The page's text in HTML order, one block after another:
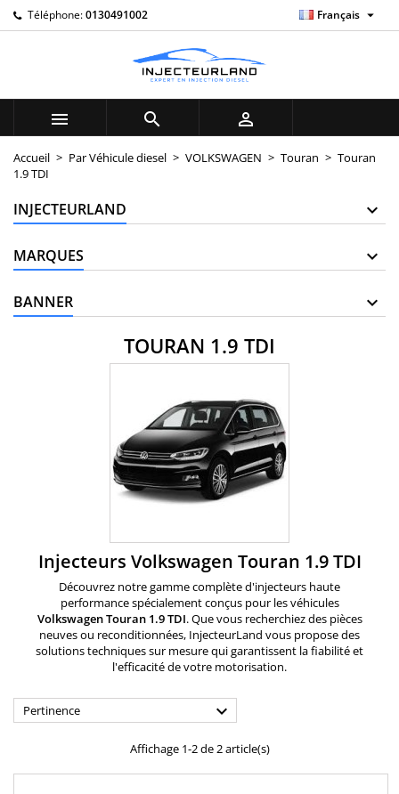
Téléphone:0130491002 Français 
  
Accueil Par Véhicule diesel VOLKSWAGEN Touran
Touran
1.9 TDI
INJECTEURLAND
MARQUES
BANNER
TOURAN 1.9 TDI
Injecteurs Volkswagen Touran 1.9 TDI
Découvrez notre gamme complète d'injecteurs haute
performance spécialement conçus pour les véhicules
VolkswagenTouran 1.9 TDI. Que vous recherchiez des pièces
neuves ou reconditionnées, InjecteurLand vous propose des
solutions techniques sur mesure qui garantissent la fiabilité et
l'efficacité de votre motorisation.
Pertinence 
Affichage 1-2 de 2 article(s)
My wishlists ×
add_circle_outline
((modalTitle)) ×
((confirmMessage))
((cancelText)) ((modalDeleteText))
((title)) ×
Connexion ×
Vous devez être connecté pour ajouter des produits à
votre liste d'envies.
((cancelText)) ((loginText))